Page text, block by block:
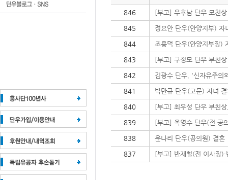
846 [부고] 우후남 단우 모친상
845 정요안 단우(안양지부) 자
844 조용덕 단우(안양지부장)
843 [부고] 구정모 단우 부친상
842 김광수 단우, '신자유주의
841 박만규 단우(고문) 자녀 결
840 [부고] 최우성 단우 부친
839 [부고] 옥영수 단우(전 공
838 윤나리 단우(공의원) 결혼
837 [부고] 반재철(전 이사장